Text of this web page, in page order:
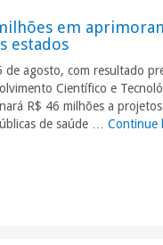
em
estados
de agosto, com resultado
Científico e
R$ 46 milhões a
de saúde …Continue